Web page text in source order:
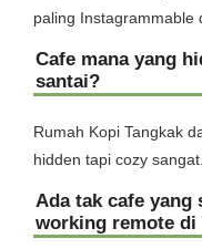
paling Instagrammable
Cafe mana yang
santai?
Rumah Kopi Tangkak
hidden tapi cozy sangat.
Ada tak cafe yang
working remote di